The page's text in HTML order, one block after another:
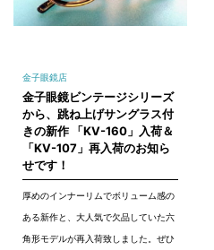
金子眼鏡店
金子眼鏡ビンテージシリーズ
から、跳ね上げサングラス付
きの新作 「KV-160」入荷＆
「KV-107」再入荷のお知ら
せです！
厚めのインナーリムでボリューム感の
ある新作と、大人気で欠品していた六
角形モデルが再入荷致しました。ぜひ